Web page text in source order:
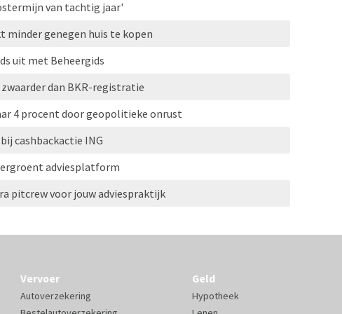
van tachtig jaar'
minder genegen huis te kopen
uit met Beheergids
dan BKR-registratie
4 procent door geopolitieke onrust
cashbackactie ING
adviesplatform
pitcrew voor jouw adviespraktijk
Vervoer
Autoverzekering
Geld
Hypotheek